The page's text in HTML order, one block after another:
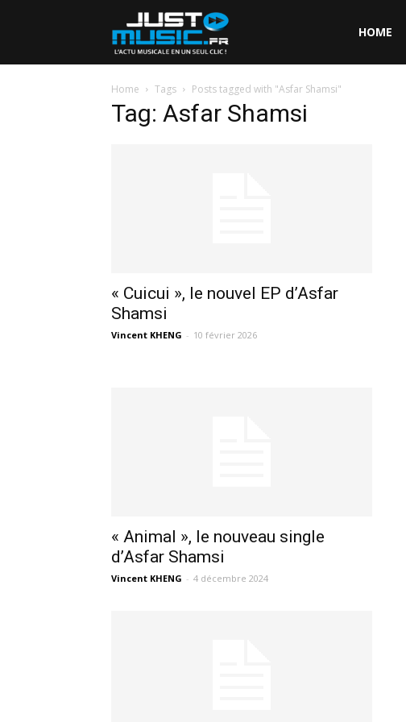
HOME
Home Tags Posts tagged with "Asfar Shamsi"
Tag: Asfar Shamsi
« Cuicui », le nouvel EP d’Asfar
Shamsi
Vincent KHENG - 10 février 2026
« Animal », le nouveau single
d’Asfar Shamsi
Vincent KHENG - 4 décembre 2024